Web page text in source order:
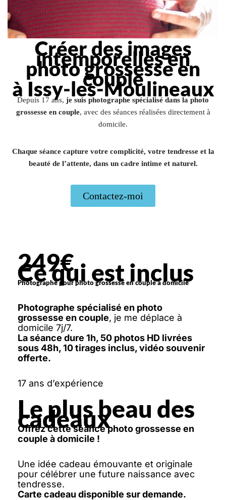
Créer des images
intemporelles en
photo grossesse en
couple
à Issy-les-Moulineaux
Depuis 17 ans, je suis photographe spécialisé dans la photo
grossesse en couple, avec des séances réalisées directement à
domicile.
Chaque séance capture votre complicité, votre tendresse et la
beauté de l’attente, dans un cadre intime et naturel.
Contactez-moi
249€
Ce qui est inclus
Photographe pour photo grossesse en couple à domicile
Photographe spécialisé en photo
grossesse en couple, je me déplace à
domicile 7j/7.
La séance dure 1h, 50 photos HD livrées
sous 48h, 10 tirages inclus, vidéo souvenir
offerte.
17 ans d’expérience
Le plus beau des
cadeaux
Offrez cette séance photo grossesse en
couple à domicile !
Une idée cadeau émouvante et originale
pour célébrer une future naissance avec
tendresse.
Carte cadeau disponible sur demande.